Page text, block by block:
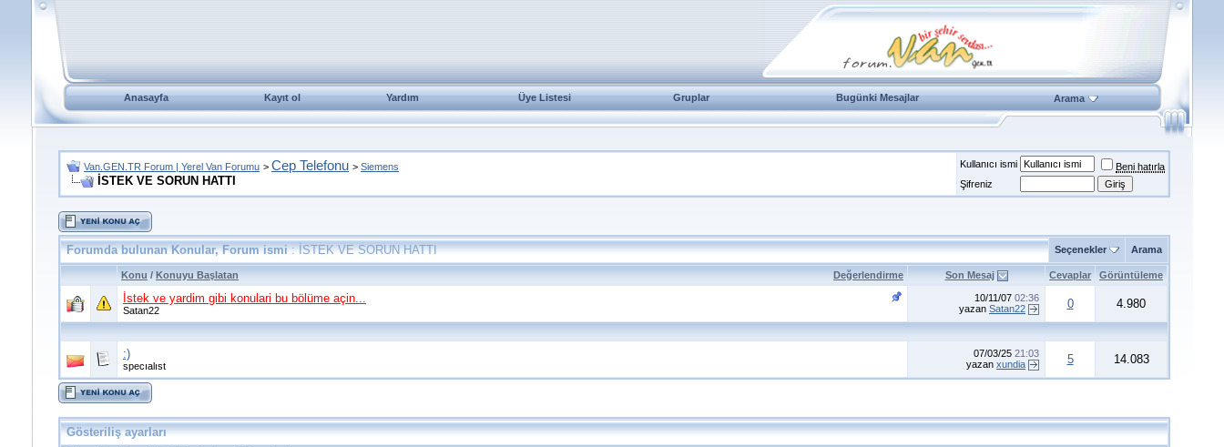
Anasayfa Kayıt ol Yardım Üye Listesi Gruplar Bugünki Mesajlar Arama
Van.GEN.TR Forum | Yerel Van Forumu > Cep Telefonu > Siemens
İSTEK VE SORUN HATTI
Kullanıcı ismi
Beni hatırla
Şifreniz
Forumda bulunan Konular, Forum ismi: İSTEK VE SORUN HATTI Seçenekler Arama
Değerlendirme
Konu / Konuyu Başlatan Son Mesaj Cevaplar Görüntüleme
İstek ve yardim gibi konulari bu bölüme açin...
Satan22
10/11/07 02:36
yazan Satan22 0 4.980
:)
specıalıst
07/03/25 21:03
yazan xundia 5 14.083
Gösteriliş ayarları